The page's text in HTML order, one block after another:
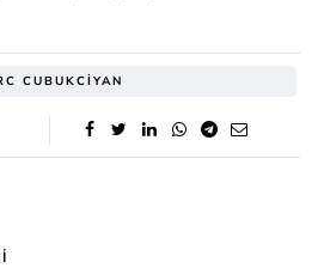
CUBUKCIYAN